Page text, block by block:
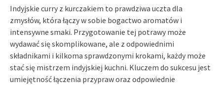
Indyjskie curry z kurczakiem to prawdziwa uczta dla
zmysłów, która łączy w sobie bogactwo aromatów i
intensywne smaki. Przygotowanie tej potrawy może
wydawać się skomplikowane, ale z odpowiednimi
składnikami i kilkoma sprawdzonymi krokami, każdy może
stać się mistrzem indyjskiej kuchni. Kluczem do sukcesu jest
umiejętność łączenia przypraw oraz odpowiednie